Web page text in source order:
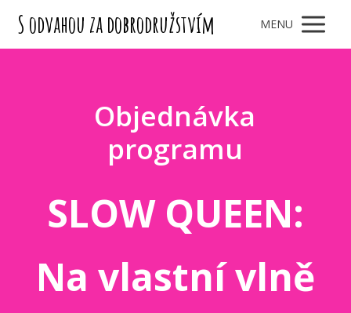
S odvahou za dobrodružstvím MENU
Objednávka
programu
SLOW QUEEN:
Na vlastní vlně